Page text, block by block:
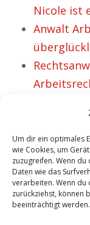
Um dir ein optimales
wie Cookies, um
zuzugreifen. Wenn
Daten wie das
verarbeiten. Wenn
zurückziehst, können
beeinträchtigt werden.
Nicole ist
Anwalt
Anwalt
Bereich
Anwalt